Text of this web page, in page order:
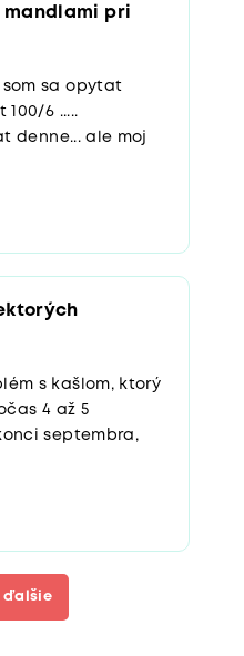
mandlami pri
som sa opytat
100/6 .....
denne... ale moj
s kašlom, ktorý
4 až 5
septembra,
ďalšie